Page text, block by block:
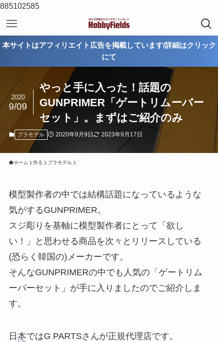
885102585
本サイトはアフィリエイト広告を掲載しています/詳細はクリック
にて
やっと手に入った！話題の
GUNPRIMER「ゲートリムーバー
セット」。まずはご紹介のみ
2020
9/09
プラモデル 2020年9月9日 2023年9月17日
ホーム 作る プラモデル
模型製作者の中では結構話題になっているような
気がするGUNPRIMER。
スジ彫りを基軸に模型製作者にとって「欲し
い！」と思わせる商品を次々とリリースしている
(恐らく韓国の)メーカーです。
そんなGUNPRIMERの中でも人気の「ゲートリム
ーバーセット」が手に入りましたのでご紹介しま
す。
日本ではG PARTSさんが正規代理店です。